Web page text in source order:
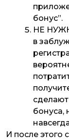
бонус”.
НЕ
в
бонуса,
И после этого